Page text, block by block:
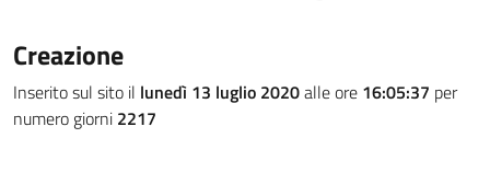
Creazione
Inserito sul sito il lunedì 13 luglio 2020alle ore 16:05:37 per
numero giorni 2217